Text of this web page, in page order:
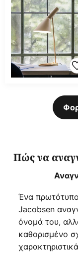
Πώς να
Ένα
Jacobsen
όνομά του,
καθορισμένο